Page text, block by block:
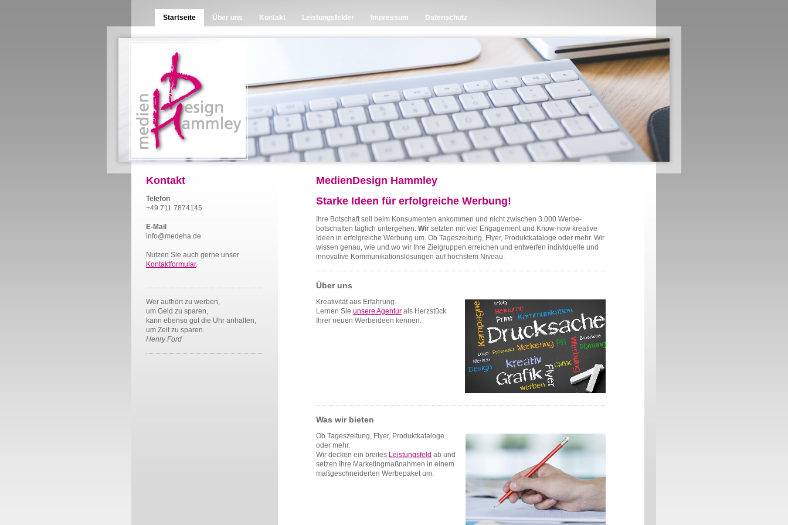
Startseite Über uns Kontakt Leistungsfelder Impressum Datenschutz
Kontakt
Telefon
+49 711 7874145
E-Mail
info@medeha.de
Nutzen Sie auch gerne unser
Kontaktformular.
Wer aufhört zu werben,
um Geld zu sparen,
kann ebenso gut die Uhr anhalten,
um Zeit zu sparen.
Henry Ford
MedienDesign Hammley
Starke Ideen für erfolgreiche Werbung!
Ihre Botschaft soll beim Konsumenten ankommen und nicht zwischen 3.000 Werbe-
botschaften täglich untergehen. Wir setzten mit viel Engagement und Know-how kreative
Ideen in erfolgreiche Werbung um. Ob Tageszeitung, Flyer, Produktkataloge oder mehr. Wir
wissen genau, wie und wo wir Ihre Zielgruppen erreichen und entwerfen individuelle und
innovative Kommunikationslösungen auf höchstem Niveau.
Über uns
Kreativität aus Erfahrung.
Lernen Sie unsere Agentur als Herzstück
Ihrer neuen Werbeideen kennen.
Was wir bieten
Ob Tageszeitung, Flyer, Produktkataloge
oder mehr.
Wir decken ein breites Leistungsfeld ab und
setzen Ihre Marketingmaßnahmen in einem
maßgeschneiderten Werbepaket um.